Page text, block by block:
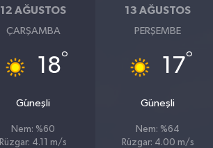
12 AĞUSTOS
ÇARŞAMBA
18°
Güneşli
Nem: %60
Rüzgar: 4.11 m/s
13 AĞUSTOS
PERŞEMBE
17°
Güneşli
Nem: %64
Rüzgar: 4.00 m/s